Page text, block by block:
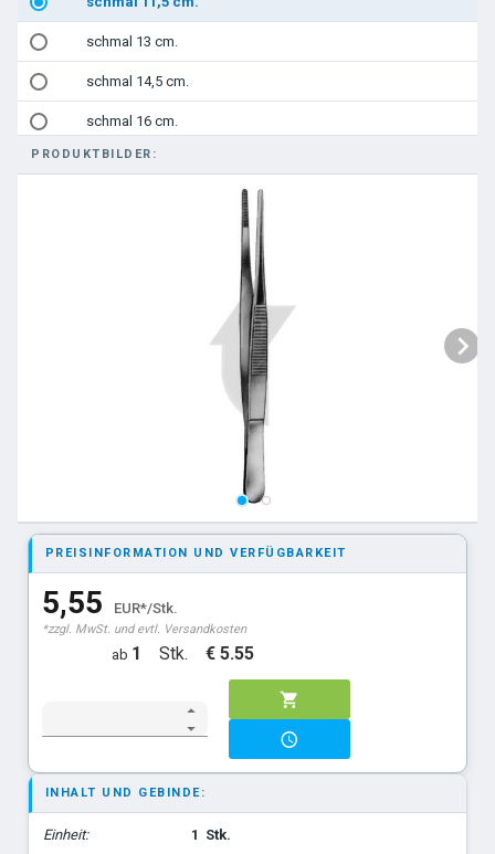
schmal 13 cm.
schmal 14,5 cm.
schmal 16 cm.
schmal 18 cm.
Standard 20 cm.
Standard 25 cm.
Standard 30 cm.
Adson Micro 12 cm
PRODUKTBILDER:
PREISINFORMATION UND VERFÜGBARKEIT
5,55 EUR*/Stk.
*zzgl. MwSt. und evtl. Versandkosten
ab 1 Stk. € 5.55
INHALT UND GEBINDE:
Einheit: 1 Stk.